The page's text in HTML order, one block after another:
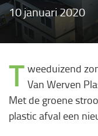
10 januari 2020
T weeduizend
Van Werven
Met de groene
plastic afval een